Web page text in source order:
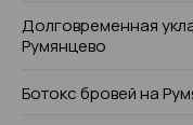
Долговременная
Румянцево
Ботокс бровей на